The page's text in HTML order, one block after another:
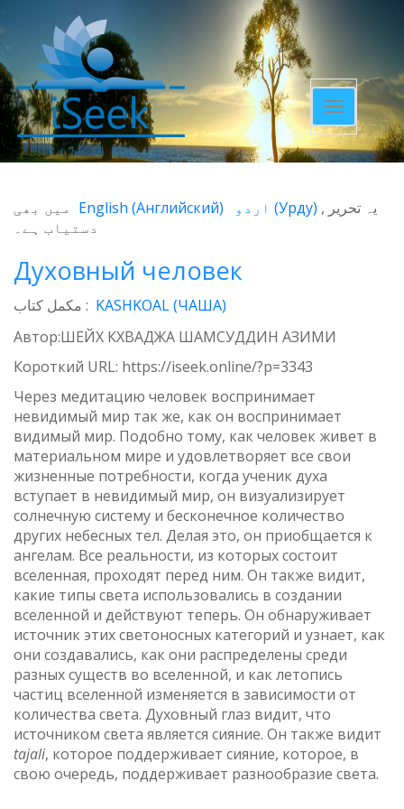
Toggle
navigation
یہ تحریر (Урду)
English (Английский)
میں بھی
دستیاب ہے۔
Духовный человек
مکمل کتاب : KASHKOAL (ЧАША)
Автор:ШЕЙХ КХВАДЖА ШАМСУДДИН АЗИМИ
Короткий URL: https://iseek.online/?p=3343
Через медитацию человек воспринимает
невидимый мир так же, как он воспринимает
видимый мир. Подобно тому, как человек живет в
материальном мире и удовлетворяет все свои
жизненные потребности, когда ученик духа
вступает в невидимый мир, он визуализирует
солнечную систему и бесконечное количество
других небесных тел. Делая это, он приобщается к
ангелам. Все реальности, из которых состоит
вселенная, проходят перед ним. Он также видит,
какие типы света использовались в создании
вселенной и действуют теперь. Он обнаруживает
источник этих светоносных категорий и узнает, как
они создавались, как они распределены среди
разных существ во вселенной, и как летопись
частиц вселенной изменяется в зависимости от
количества света. Духовный глаз видит, что
источником света является сияние. Он также видит
tajali, которое поддерживает сияние, которое, в
свою очередь, поддерживает разнообразие света.